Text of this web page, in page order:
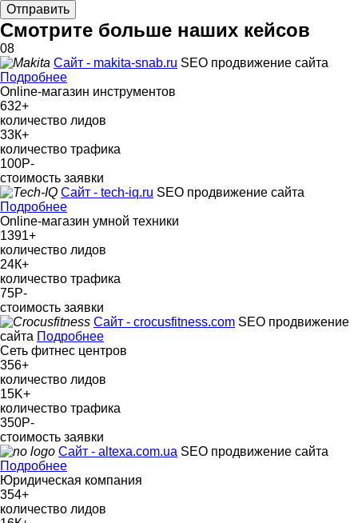
Отправить
Смотрите больше наших кейсов
08
Сайт - makita-snab.ru SEO продвижение сайта
Подробнее
Online-магазин инструментов
632+
количество лидов
33К+
количество трафика
100Р-
стоимость заявки
Сайт - tech-iq.ru SEO продвижение сайта
Подробнее
Online-магазин умной техники
1391+
количество лидов
24К+
количество трафика
75Р-
стоимость заявки
Сайт - crocusfitness.com SEO продвижение
сайта Подробнее
Сеть фитнес центров
356+
количество лидов
15K+
количество трафика
350Р-
стоимость заявки
Сайт - altexa.com.ua SEO продвижение сайта
Подробнее
Юридическая компания
354+
количество лидов